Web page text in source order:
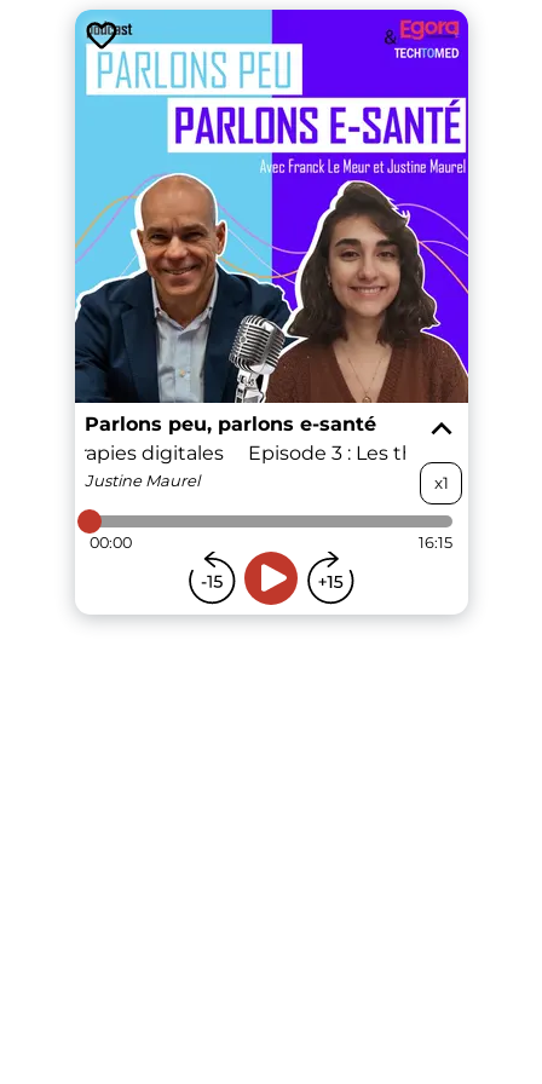
Parlons peu, parlons e-santé
Les thérapies digitales
Episode 3 : Les thérapies
Justine Maurel x1
00:00 16:15
...